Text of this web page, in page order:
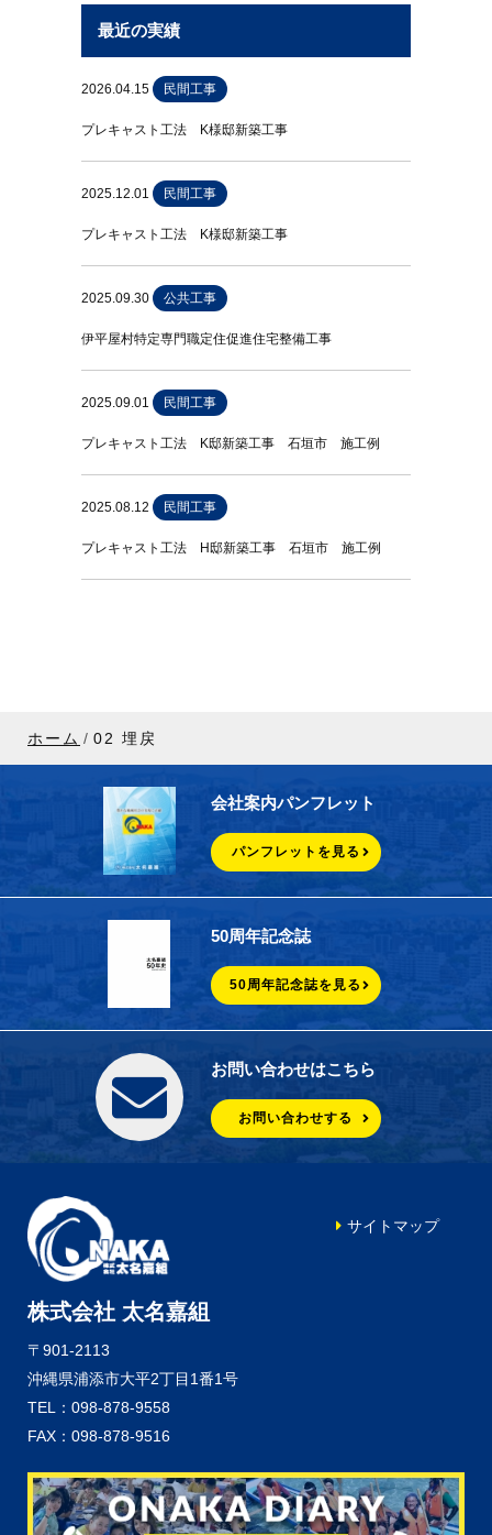
最近の実績
2026.04.15 民間工事
プレキャスト工法 K様邸新築工事
2025.12.01 民間工事
プレキャスト工法 K様邸新築工事
2025.09.30 公共工事
伊平屋村特定専門職定住促進住宅整備工事
2025.09.01 民間工事
プレキャスト工法 K邸新築工事 石垣市 施工例
2025.08.12 民間工事
プレキャスト工法 H邸新築工事 石垣市 施工例
ホーム 02 埋戻
会社案内パンフレット
パンフレットを見る
50周年記念誌
50周年記念誌を見る
お問い合わせはこちら
お問い合わせする
株式会社 太名嘉組
〒901-2113
沖縄県浦添市大平2丁目1番1号
TEL：098-878-9558
FAX：098-878-9516
サイトマップ